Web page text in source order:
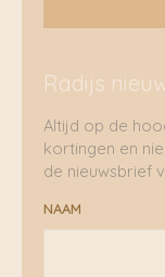
Radijs
Altijd op de
kortingen en
de nieuwsbrief
NAAM